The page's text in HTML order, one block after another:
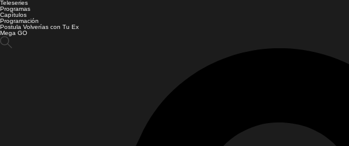
Teleseries
Programas
Capítulos
Programación
Postula Volverías con Tu Ex
Mega GO